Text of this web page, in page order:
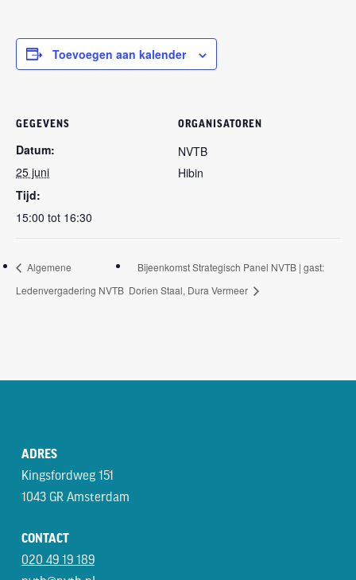
Toevoegen aan kalender
GEGEVENS
Datum:
25 juni
Tijd:
15:00 tot 16:30
ORGANISATOREN
NVTB
Hibin
Algemene
Ledenvergadering NVTB
Bijeenkomst Strategisch Panel NVTB | gast:
Dorien Staal, Dura Vermeer
ADRES
Kingsfordweg 151
1043 GR Amsterdam
CONTACT
020 49 19 189